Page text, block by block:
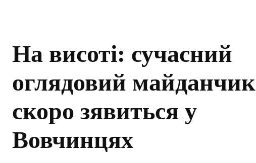
На висоті: сучасний
оглядовий майданчик
скоро зявиться у
Вовчинцях